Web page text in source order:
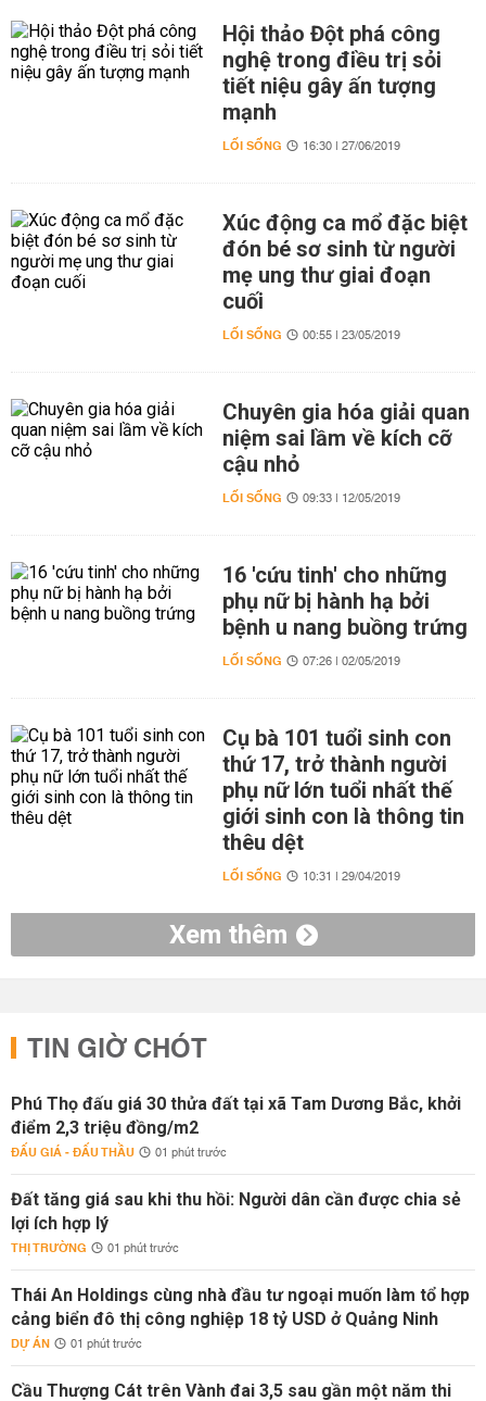
Hội thảo Đột phá công
nghệ trong điều trị sỏi
tiết niệu gây ấn tượng
mạnh
LỐI SỐNG 16:30 | 27/06/2019
Xúc động ca mổ đặc biệt
đón bé sơ sinh từ người
mẹ ung thư giai đoạn
cuối
LỐI SỐNG 00:55 | 23/05/2019
Chuyên gia hóa giải quan
niệm sai lầm về kích cỡ
cậu nhỏ
LỐI SỐNG 09:33 | 12/05/2019
16 'cứu tinh' cho những
phụ nữ bị hành hạ bởi
bệnh u nang buồng trứng
LỐI SỐNG 07:26 | 02/05/2019
Cụ bà 101 tuổi sinh con
thứ 17, trở thành người
phụ nữ lớn tuổi nhất thế
giới sinh con là thông tin
thêu dệt
LỐI SỐNG 10:31 | 29/04/2019
Xem thêm
TIN GIỜ CHÓT
Phú Thọ đấu giá 30 thửa đất tại xã Tam Dương Bắc, khởi
điểm 2,3 triệu đồng/m2
ĐẤU GIÁ - ĐẤU THẦU 01 phút trước
Đất tăng giá sau khi thu hồi: Người dân cần được chia sẻ
lợi ích hợp lý
THỊ TRƯỜNG 01 phút trước
Thái An Holdings cùng nhà đầu tư ngoại muốn làm tổ hợp
cảng biển đô thị công nghiệp 18 tỷ USD ở Quảng Ninh
DỰ ÁN 01 phút trước
Cầu Thượng Cát trên Vành đai 3,5 sau gần một năm thi